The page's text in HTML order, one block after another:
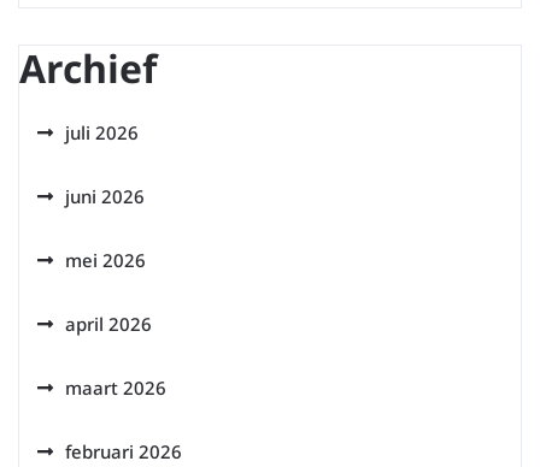
Archief
juli 2026
juni 2026
mei 2026
april 2026
maart 2026
februari 2026